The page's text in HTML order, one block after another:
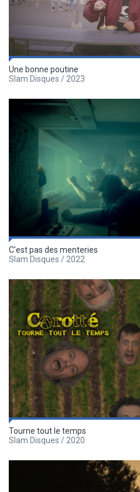
Une bonne poutine
Slam Disques / 2023
C'est pas des menteries
Slam Disques / 2022
Tourne tout le temps
Slam Disques / 2020